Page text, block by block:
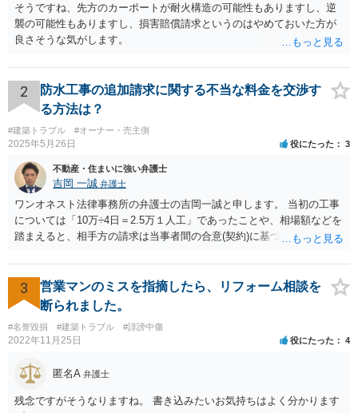
そうですね、先方のカーポートが耐火構造の可能性もありますし、逆
襲の可能性もありますし、損害賠償請求というのはやめておいた方が
良さそうな気がします。
2
防水工事の追加請求に関する不当な料金を交渉す
る方法は？
#建築トラブル #オーナー・売主側
2025年5月26日 役にたった 3
不動産・住まいに強い弁護士
吉岡 一誠 弁護士
ワンオネスト法律事務所の弁護士の吉岡一誠と申します。 当初の工事
については「10万÷4日＝2.5万１人工」であったことや、相場額などを
踏まえると、相手方の請求は当事者間の合意(契約)に基づかない不当な
か支払う意向がない旨を伝えて、減額の交渉をすべきでしょう。 相手
方の立場としても、裁判を起こす時間や労力、経済的コストその他裁
判が終わるまでキャッシュが入ってこないことなどがネックになり得
るでしょうから、減額に応じてくる可能性は大いにあるかと思いま
す。
3
営業マンのミスを指摘したら、リフォーム相談を
断られました。
#名誉毀損 #建築トラブル #誹謗中傷
2022年11月25日 役にたった 4
匿名A 弁護士
残念ですがそうなりますね。 書き込みたいお気持ちはよく分かります